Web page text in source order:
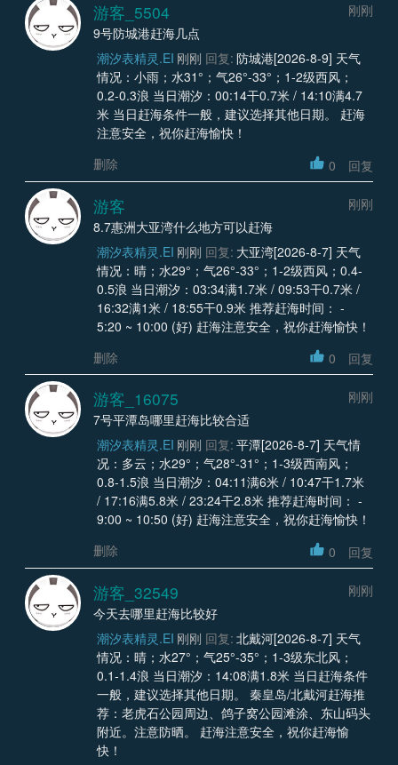
游客_5504
刚刚
9号防城港赶海几点
潮汐表精灵.EI 刚刚 回复: 防城港[2026-8-9] 天气
情况：小雨；水31°；气26°-33°；1-2级西风；
0.2-0.3浪 当日潮汐：00:14干0.7米 / 14:10满4.7
米 当日赶海条件一般，建议选择其他日期。 赶海
注意安全，祝你赶海愉快！
删除
0 回复
游客
刚刚
8.7惠洲大亚湾什么地方可以赶海
潮汐表精灵.EI 刚刚 回复: 大亚湾[2026-8-7] 天气
情况：晴；水29°；气26°-33°；1-2级西风；0.4-
0.5浪 当日潮汐：03:34满1.7米 / 09:53干0.7米 /
16:32满1米 / 18:55干0.9米 推荐赶海时间： -
5:20 ~ 10:00 (好) 赶海注意安全，祝你赶海愉快！
删除
0 回复
游客_16075
刚刚
7号平潭岛哪里赶海比较合适
潮汐表精灵.EI 刚刚 回复: 平潭[2026-8-7] 天气情
况：多云；水29°；气28°-31°；1-3级西南风；
0.8-1.5浪 当日潮汐：04:11满6米 / 10:47干1.7米
/ 17:16满5.8米 / 23:24干2.8米 推荐赶海时间： -
9:00 ~ 10:50 (好) 赶海注意安全，祝你赶海愉快！
删除
0 回复
游客_32549
刚刚
今天去哪里赶海比较好
潮汐表精灵.EI 刚刚 回复: 北戴河[2026-8-7] 天气
情况：晴；水27°；气25°-35°；1-3级东北风；
0.1-1.4浪 当日潮汐：14:08满1.8米 当日赶海条件
一般，建议选择其他日期。 秦皇岛/北戴河赶海推
荐：老虎石公园周边、鸽子窝公园滩涂、东山码头
附近。注意防晒。 赶海注意安全，祝你赶海愉
快！